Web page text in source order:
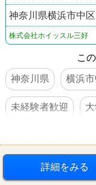
神奈川県横浜市中
株式会社ホイッスル三好
こ
神奈川県
横浜
未経験者歓迎
扶養控除
詳細をみる